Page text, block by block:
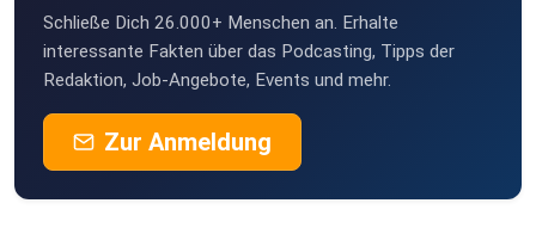
Wien
Schließe Dich 26.000+ Menschen an. Erhalte
interessante Fakten über das Podcasting, Tipps der
Redaktion, Job-Angebote, Events und mehr.
Zur Anmeldung